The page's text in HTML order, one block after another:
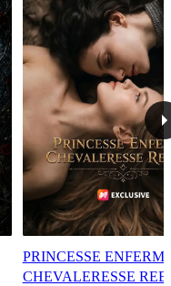
PRINCESSE
CHEVALERESSE